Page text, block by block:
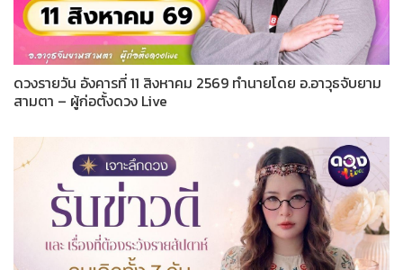
ดวงรายวัน อังคารที่ 11 สิงหาคม 2569 ทำนายโดย อ.อาวุธจับยาม
สามตา – ผู้ก่อตั้งดวง Live